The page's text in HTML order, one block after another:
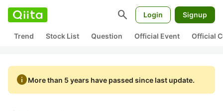
search Login Signup
Trend Stock List Question Official Event Official
infoMore than 5 years have passed since last update.